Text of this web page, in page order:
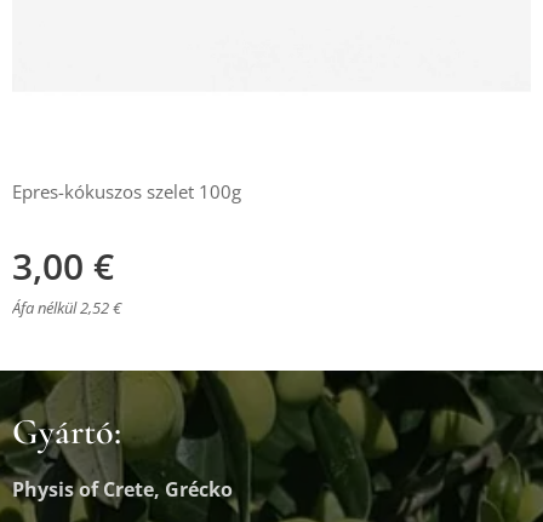
Epres-kókuszos szelet 100g
3,00 €
Áfa nélkül 2,52 €
Gyártó:
Physis of Crete, Grécko